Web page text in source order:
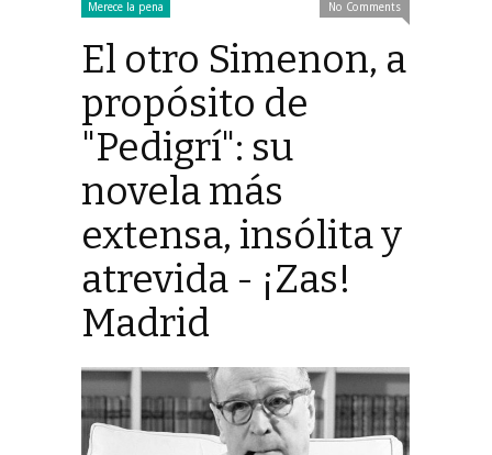
Merece la pena No Comments
El otro Simenon, a
propósito de
"Pedigrí": su
novela más
extensa, insólita y
atrevida - ¡Zas!
Madrid